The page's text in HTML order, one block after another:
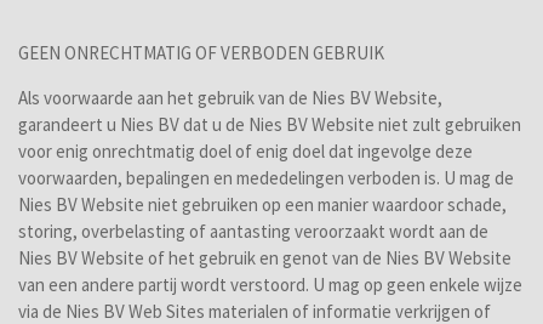
GEEN ONRECHTMATIG OF VERBODEN GEBRUIK
Als voorwaarde aan het gebruik van de Nies BV Website,
garandeert u Nies BV dat u de Nies BV Website niet zult gebruiken
voor enig onrechtmatig doel of enig doel dat ingevolge deze
voorwaarden, bepalingen en mededelingen verboden is. U mag de
Nies BV Website niet gebruiken op een manier waardoor schade,
storing, overbelasting of aantasting veroorzaakt wordt aan de
Nies BV Website of het gebruik en genot van de Nies BV Website
van een andere partij wordt verstoord. U mag op geen enkele wijze
via de Nies BV Web Sites materialen of informatie verkrijgen of